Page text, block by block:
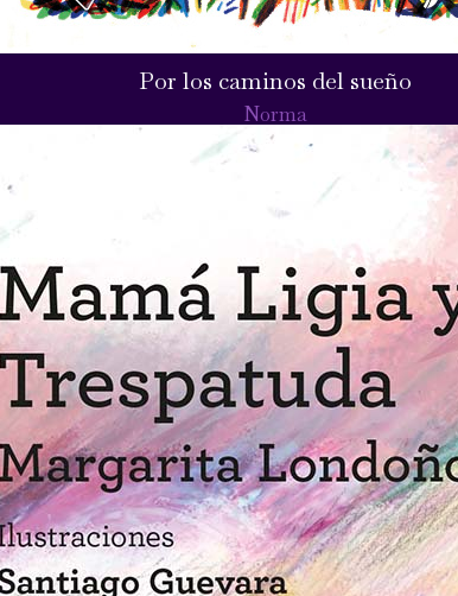
Por los caminos del sueño
Norma